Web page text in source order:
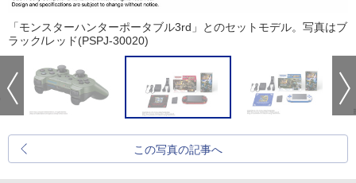
「モンスターハンターポータブル3rd」とのセットモデル。写真はブ
ラック/レッド(PSPJ-30020)
この写真の記事へ